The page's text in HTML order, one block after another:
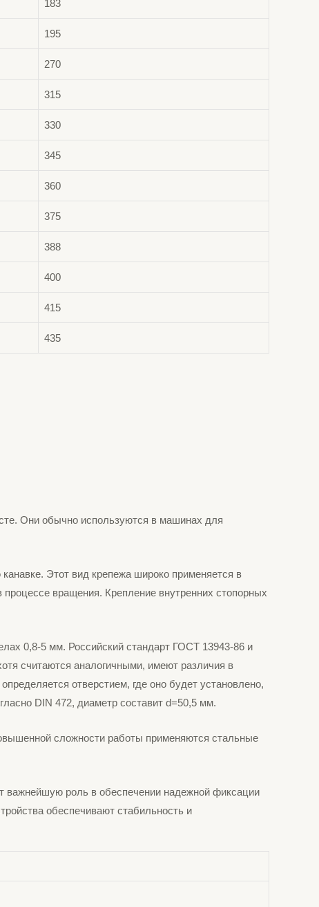
183
195
270
315
330
345
360
375
388
400
415
435
Они обычно используются в машинах для
Этот вид крепежа широко применяется в
вращения. Крепление внутренних стопорных
0,8-5 мм. Российский стандарт ГОСТ 13943-86 и
считаются аналогичными, имеют различия в
отверстием, где оно будет установлено,
DIN 472, диаметр составит d=50,5 мм.
сложности работы применяются стальные
важнейшую роль в обеспечении надежной фиксации
обеспечивают стабильность и